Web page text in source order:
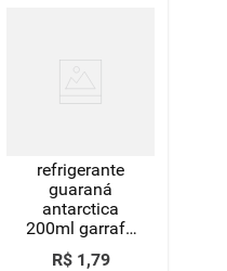
refrigerante
guaraná
antarctica
200ml garrafa
pet
R$ 1,79